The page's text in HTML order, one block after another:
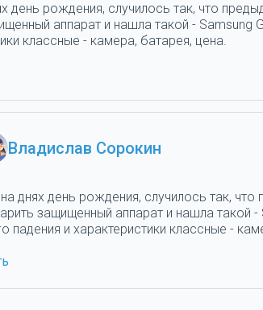
день рождения, случилось так, что
аппарат и нашла такой - Samsung
классные - камера, батарея, цена.
Владислав Сорокин
днях день рождения, случилось так,
защищенный аппарат и нашла такой
падения и характеристики классные -